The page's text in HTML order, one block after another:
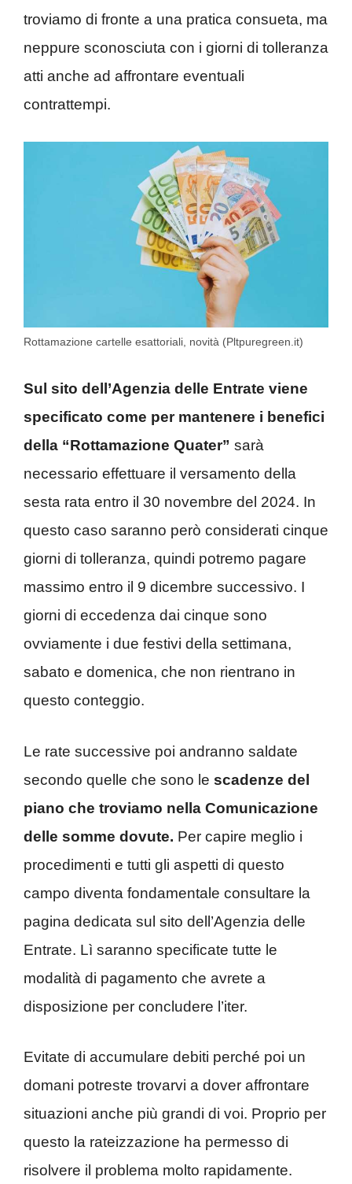
troviamo di fronte a una pratica consueta, ma
neppure sconosciuta con i giorni di tolleranza
atti anche ad affrontare eventuali
contrattempi.
Rottamazione cartelle esattoriali, novità (Pltpuregreen.it)
Sul sito dell’Agenzia delle Entrate viene
specificato come per mantenere i benefici
della “Rottamazione Quater” sarà
necessario effettuare il versamento della
sesta rata entro il 30 novembre del 2024. In
questo caso saranno però considerati cinque
giorni di tolleranza, quindi potremo pagare
massimo entro il 9 dicembre successivo. I
giorni di eccedenza dai cinque sono
ovviamente i due festivi della settimana,
sabato e domenica, che non rientrano in
questo conteggio.
Le rate successive poi andranno saldate
secondo quelle che sono le scadenze del
piano che troviamo nella Comunicazione
delle somme dovute. Per capire meglio i
procedimenti e tutti gli aspetti di questo
campo diventa fondamentale consultare la
pagina dedicata sul sito dell’Agenzia delle
Entrate. Lì saranno specificate tutte le
modalità di pagamento che avrete a
disposizione per concludere l’iter.
Evitate di accumulare debiti perché poi un
domani potreste trovarvi a dover affrontare
situazioni anche più grandi di voi. Proprio per
questo la rateizzazione ha permesso di
risolvere il problema molto rapidamente.